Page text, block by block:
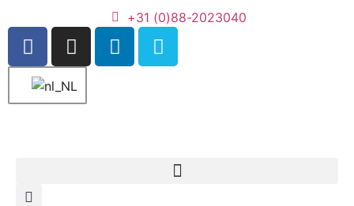
+31 (0)88-2023040